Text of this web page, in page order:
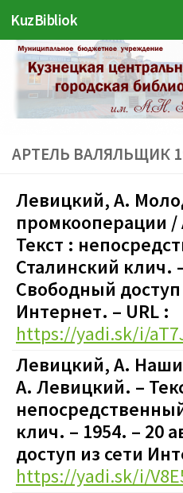
Перейти к содержимому
KuzBibliok
АРТЕЛЬ ВАЛЯЛЬЩИК
Левицкий, А.
промкооперации
Текст :
Сталинский клич.
Свободный доступ
Интернет. – URL :
https://yadi.sk/i/
Левицкий, А. Наши
А. Левицкий. –
клич. – 1954. – 20
доступ из сети
https://yadi.sk/i/